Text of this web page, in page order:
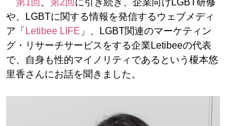
や、LGBTに関する情報を発信するウェブメディ
ア「 Letibee LIFE 」、LGBT関連のマーケティン
グ・リサーチサービスをする企業Letibeeの代表
で、自身も性的マイノリティであるという榎本悠
里香さんにお話を聞きました。